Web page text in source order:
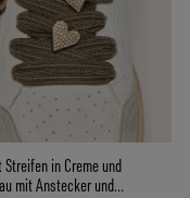
in Creme und
mit Anstecker und